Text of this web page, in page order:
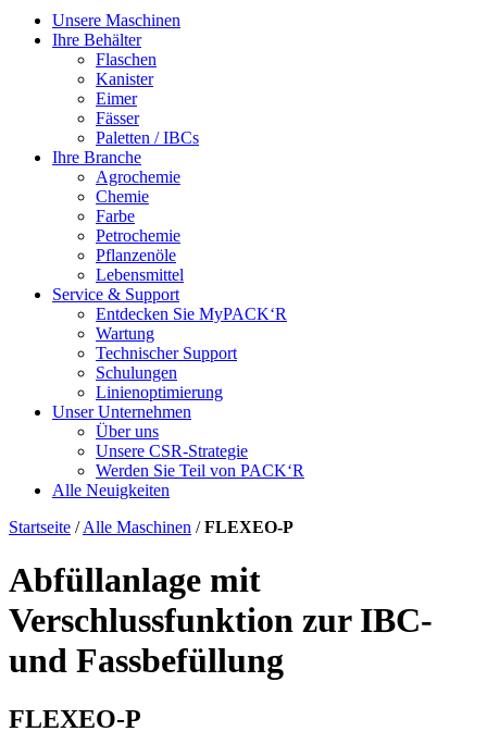
Unsere Maschinen
Ihre Behälter
Flaschen
Kanister
Eimer
Fässer
Paletten / IBCs
Ihre Branche
Agrochemie
Chemie
Farbe
Petrochemie
Pflanzenöle
Lebensmittel
Service & Support
Entdecken Sie MyPACK‘R
Wartung
Technischer Support
Schulungen
Linienoptimierung
Unser Unternehmen
Über uns
Unsere CSR-Strategie
Werden Sie Teil von PACK‘R
Alle Neuigkeiten
Startseite /Alle Maschinen /FLEXEO-P
Abfüllanlage mit
Verschlussfunktion zur IBC-
und Fassbefüllung
FLEXEO-P